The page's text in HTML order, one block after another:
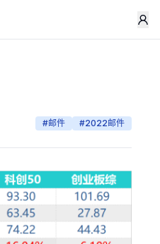
#邮件 #2022邮件